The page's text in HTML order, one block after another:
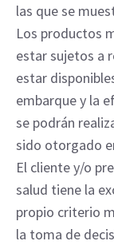
las que se
Los productos
estar sujetos a
estar
embarque y la
se podrán
sido otorgado
El cliente y/o
salud tiene la
propio criterio
la toma de